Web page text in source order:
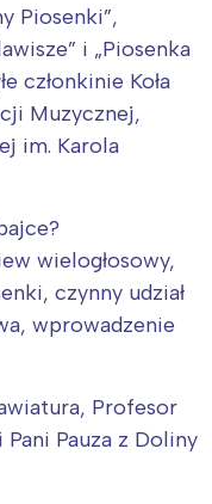
Piosenki”,
i „Piosenka
członkinie Koła
Muzycznej,
im. Karola
wielogłosowy,
czynny udział
wprowadzenie
Profesor
Pauza z Doliny